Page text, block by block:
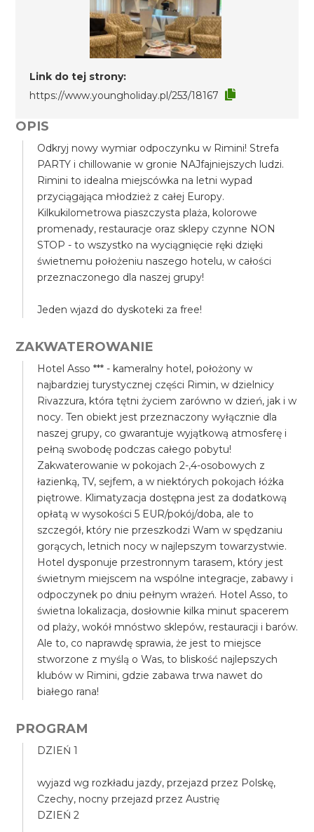
Link do tej strony:
https://www.youngholiday.pl/253/18167
OPIS
Odkryj nowy wymiar odpoczynku w Rimini! Strefa
PARTY i chillowanie w gronie NAJfajniejszych ludzi.
Rimini to idealna miejscówka na letni wypad
przyciągająca młodzież z całej Europy.
Kilkukilometrowa piaszczysta plaża, kolorowe
promenady, restauracje oraz sklepy czynne NON
STOP - to wszystko na wyciągnięcie ręki dzięki
świetnemu położeniu naszego hotelu, w całości
przeznaczonego dla naszej grupy!
Jeden wjazd do dyskoteki za free!
ZAKWATEROWANIE
Hotel Asso *** - kameralny hotel, położony w
najbardziej turystycznej części Rimin, w dzielnicy
Rivazzura, która tętni życiem zarówno w dzień, jak i w
nocy. Ten obiekt jest przeznaczony wyłącznie dla
naszej grupy, co gwarantuje wyjątkową atmosferę i
pełną swobodę podczas całego pobytu!
Zakwaterowanie w pokojach 2-,4-osobowych z
łazienką, TV, sejfem, a w niektórych pokojach łóżka
piętrowe. Klimatyzacja dostępna jest za dodatkową
opłatą w wysokości 5 EUR/pokój/doba, ale to
szczegół, który nie przeszkodzi Wam w spędzaniu
gorących, letnich nocy w najlepszym towarzystwie.
Hotel dysponuje przestronnym tarasem, który jest
świetnym miejscem na wspólne integracje, zabawy i
odpoczynek po dniu pełnym wrażeń. Hotel Asso, to
świetna lokalizacja, dosłownie kilka minut spacerem
od plaży, wokół mnóstwo sklepów, restauracji i barów.
Ale to, co naprawdę sprawia, że jest to miejsce
stworzone z myślą o Was, to bliskość najlepszych
klubów w Rimini, gdzie zabawa trwa nawet do
białego rana!
PROGRAM
DZIEŃ 1
wyjazd wg rozkładu jazdy, przejazd przez Polskę,
Czechy, nocny przejazd przez Austrię
DZIEŃ 2